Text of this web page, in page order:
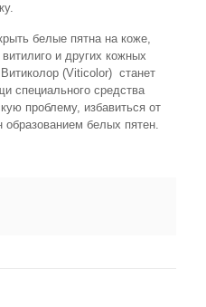
белые пятна на коже,
и других кожных
(Viticolor) станет
специального средства
проблему, избавиться от
белых пятен.